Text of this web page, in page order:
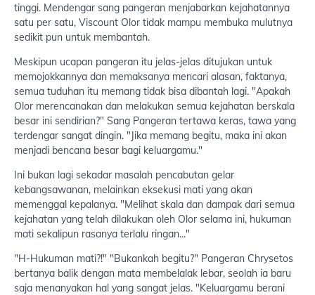
tinggi. Mendengar sang pangeran menjabarkan kejahatannya
satu per satu, Viscount Olor tidak mampu membuka mulutnya
sedikit pun untuk membantah.
Meskipun ucapan pangeran itu jelas-jelas ditujukan untuk
memojokkannya dan memaksanya mencari alasan, faktanya,
semua tuduhan itu memang tidak bisa dibantah lagi. "Apakah
Olor merencanakan dan melakukan semua kejahatan berskala
besar ini sendirian?" Sang Pangeran tertawa keras, tawa yang
terdengar sangat dingin. "Jika memang begitu, maka ini akan
menjadi bencana besar bagi keluargamu."
Ini bukan lagi sekadar masalah pencabutan gelar
kebangsawanan, melainkan eksekusi mati yang akan
memenggal kepalanya. "Melihat skala dan dampak dari semua
kejahatan yang telah dilakukan oleh Olor selama ini, hukuman
mati sekalipun rasanya terlalu ringan..."
"H-Hukuman mati?!" "Bukankah begitu?" Pangeran Chrysetos
bertanya balik dengan mata membelalak lebar, seolah ia baru
saja menanyakan hal yang sangat jelas. "Keluargamu berani